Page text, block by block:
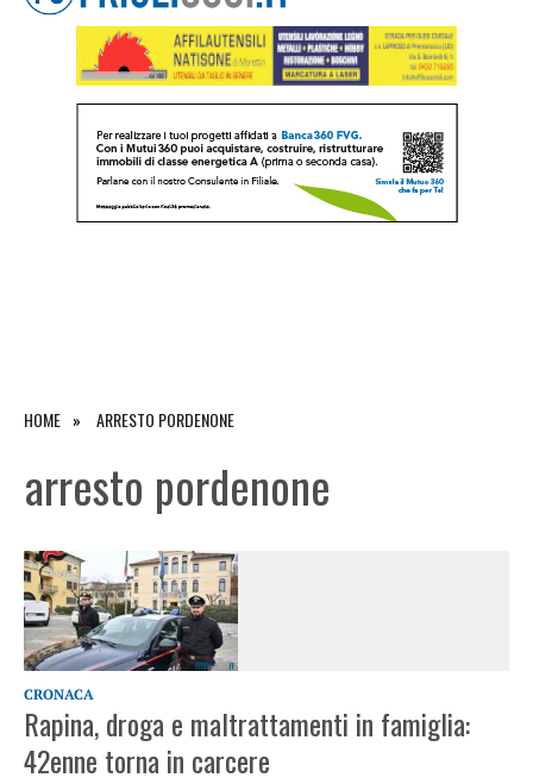
HOME ARRESTO PORDENONE
arresto pordenone
CRONACA
Rapina, droga e maltrattamenti in famiglia:
42enne torna in carcere